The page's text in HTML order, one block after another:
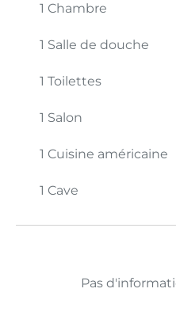
1 Chambre
1 Salle de douche
1 Toilettes
1 Salon
1 Cuisine américaine
1 Cave
Pas